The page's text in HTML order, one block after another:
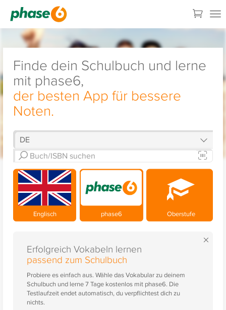
Finde dein Schulbuch und lerne
mit phase6,
der besten App für bessere
Noten.
Englisch phase6 Oberstufe
×
Erfolgreich Vokabeln lernen
passend zum Schulbuch
Probiere es einfach aus. Wähle das Vokabular zu deinem
Schulbuch und lerne 7 Tage kostenlos mit phase6. Die
Testlaufzeit endet automatisch, du verpflichtest dich zu
nichts.